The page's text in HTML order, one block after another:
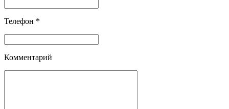
Телефон *
Комментарий